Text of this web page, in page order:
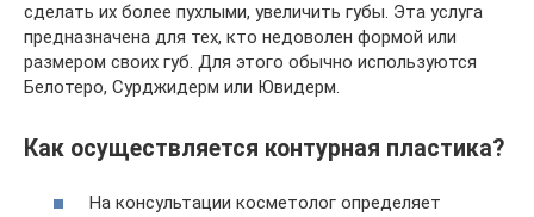
сделать их более пухлыми, увеличить губы. Эта услуга
предназначена для тех, кто недоволен формой или
размером своих губ. Для этого обычно используются
Белотеро, Сурджидерм или Ювидерм.
Как осуществляется контурная пластика?
На консультации косметолог определяет